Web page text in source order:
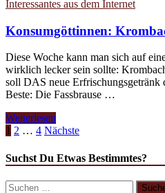
Interessantes aus dem Internet
Konsumgöttinnen:
Diese Woche kann man sich auf
wirklich lecker sein sollte:
soll DAS neue Erfrischungsgetränk
Beste: Die Fassbrause …
Weiterlesen
1 2 … 4 Nächste
Suchst Du Etwas Bestimmtes?